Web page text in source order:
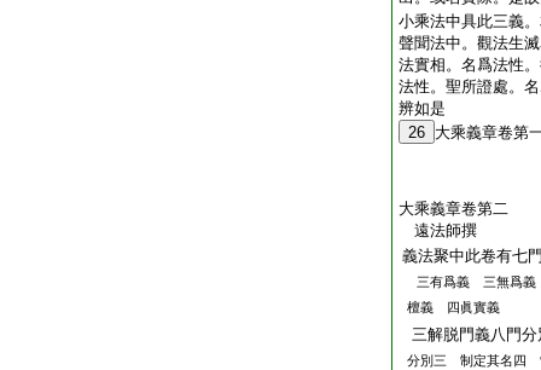
小乘法中具此三義
聲聞法中。觀法生
法實相。名爲法性
法性。聖所證處。
辨如是
26 大乘義章卷第
大乘義章卷第二
遠法師撰
義法聚中此卷有七
三有爲義 三無爲
檀義 四眞實義
三解脱門義八門分
分別三 制定其名四